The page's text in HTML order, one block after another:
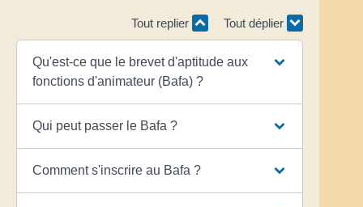
Tout replier Tout déplier
Qu'est-ce que le brevet d'aptitude aux
fonctions d'animateur (Bafa) ?
Qui peut passer le Bafa ?
Comment s'inscrire au Bafa ?